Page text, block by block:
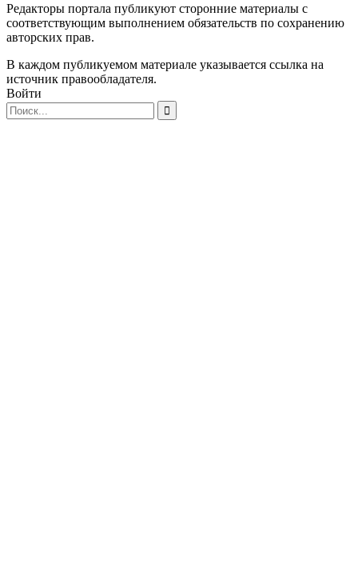
Редакторы портала публикуют сторонние материалы с
соответствующим выполнением обязательств по сохранению
авторских прав.
В каждом публикуемом материале указывается ссылка на
источник правообладателя.
Войти